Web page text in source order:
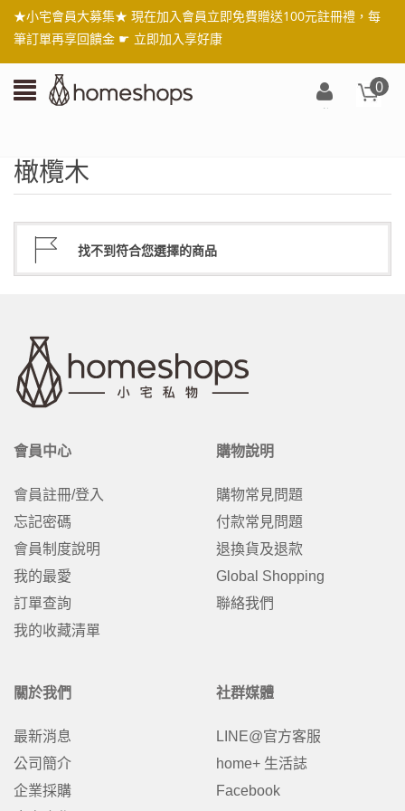
★小宅會員大募集★ 現在加入會員立即免費贈送100元註冊禮，每
筆訂單再享回饋金 ☛ 立即加入享好康
0
橄欖木
找不到符合您選擇的商品
會員中心
會員註冊/登入
忘記密碼
會員制度說明
我的最愛
訂單查詢
我的收藏清單
購物說明
購物常見問題
付款常見問題
退換貨及退款
Global Shopping
聯絡我們
關於我們
最新消息
公司簡介
企業採購
社群媒體
LINE@官方客服
home+ 生活誌
Facebook